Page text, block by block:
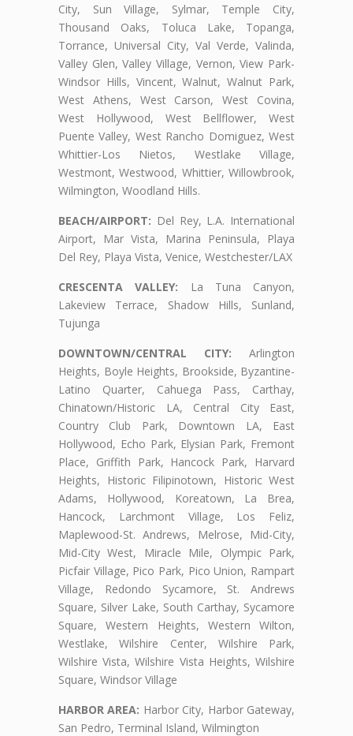
City, Sun Village, Sylmar, Temple City,
Thousand Oaks, Toluca Lake, Topanga,
Torrance, Universal City, Val Verde, Valinda,
Valley Glen, Valley Village, Vernon, View Park-
Windsor Hills, Vincent, Walnut, Walnut Park,
West Athens, West Carson, West Covina,
West Hollywood, West Bellflower, West
Puente Valley, West Rancho Domiguez, West
Whittier-Los Nietos, Westlake Village,
Westmont, Westwood, Whittier, Willowbrook,
Wilmington, Woodland Hills.
BEACH/AIRPORT: Del Rey, L.A. International
Airport, Mar Vista, Marina Peninsula, Playa
Del Rey, Playa Vista, Venice, Westchester/LAX
CRESCENTA VALLEY: La Tuna Canyon,
Lakeview Terrace, Shadow Hills, Sunland,
Tujunga
DOWNTOWN/CENTRAL CITY: Arlington
Heights, Boyle Heights, Brookside, Byzantine-
Latino Quarter, Cahuega Pass, Carthay,
Chinatown/Historic LA, Central City East,
Country Club Park, Downtown LA, East
Hollywood, Echo Park, Elysian Park, Fremont
Place, Griffith Park, Hancock Park, Harvard
Heights, Historic Filipinotown, Historic West
Adams, Hollywood, Koreatown, La Brea,
Hancock, Larchmont Village, Los Feliz,
Maplewood-St. Andrews, Melrose, Mid-City,
Mid-City West, Miracle Mile, Olympic Park,
Picfair Village, Pico Park, Pico Union, Rampart
Village, Redondo Sycamore, St. Andrews
Square, Silver Lake, South Carthay, Sycamore
Square, Western Heights, Western Wilton,
Westlake, Wilshire Center, Wilshire Park,
Wilshire Vista, Wilshire Vista Heights, Wilshire
Square, Windsor Village
HARBOR AREA: Harbor City, Harbor Gateway,
San Pedro, Terminal Island, Wilmington